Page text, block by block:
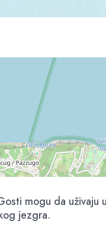
mogu da uživaju
jezgra.